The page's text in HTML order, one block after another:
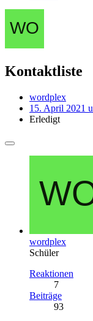
Kontaktliste
wordplex
15. April 2021
Erledigt
wordplex
Schüler
Reaktionen
7
Beiträge
93